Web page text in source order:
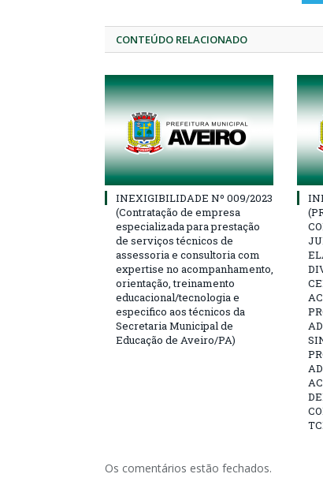
CONTEÚDO RELACIONADO
INEXIGIBILIDADE Nº 009/2023
(Contratação de empresa
especializada para prestação
de serviços técnicos de
assessoria e consultoria com
expertise no acompanhamento,
orientação, treinamento
educacional/tecnologia e
especifico aos técnicos da
Secretaria Municipal de
Educação de Aveiro/PA)
Os comentários estão fechados.